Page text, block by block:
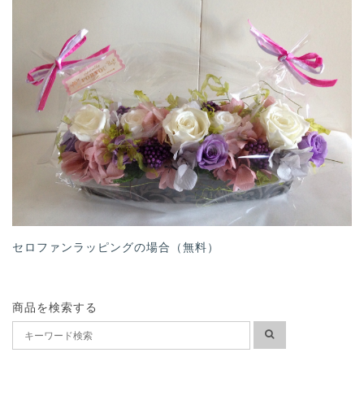
セロファンラッピングの場合（無料）
商品を検索する